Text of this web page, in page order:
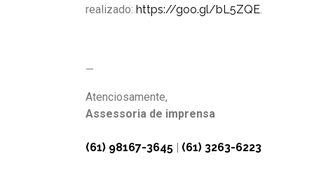
realizado: https://goo.gl/bL5ZQE.
—
Atenciosamente,
Assessoria de imprensa
(61) 98167-3645 | (61) 3263-6223